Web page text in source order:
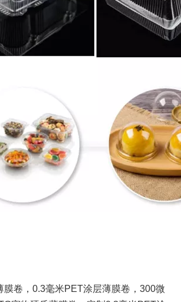
膜卷，0.3毫米PET涂层薄膜卷，300微